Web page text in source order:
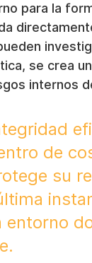
para la
se crea
internos
de
su
entorno